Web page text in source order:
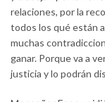
relaciones, por la
todos los qué están
muchas
ganar. Porque va a
justicia y lo podrán